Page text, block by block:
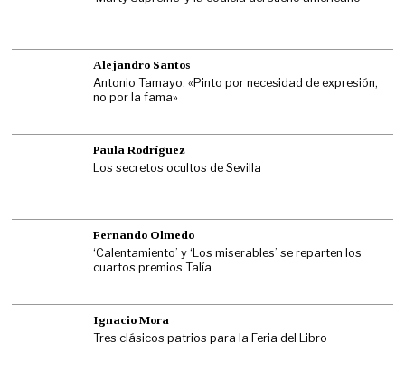
Alejandro Santos
Antonio Tamayo: «Pinto por necesidad de expresión,
no por la fama»
Paula Rodríguez
Los secretos ocultos de Sevilla
Fernando Olmedo
‘Calentamiento’ y ‘Los miserables’ se reparten los
cuartos premios Talía
Ignacio Mora
Tres clásicos patrios para la Feria del Libro